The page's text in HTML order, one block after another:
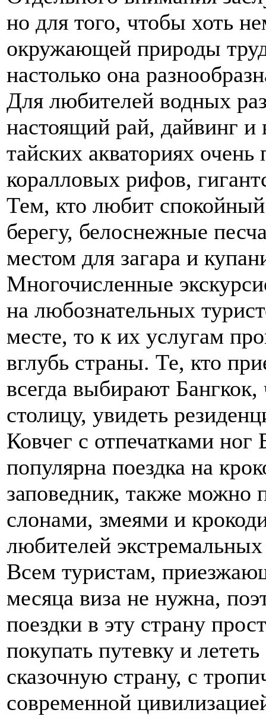
но для того, чтобы хоть
окружающей природы
настолько она
Для любителей водных
настоящий рай, дайвинг и
тайских акваториях очень
коралловых рифов,
Тем, кто любит
берегу, белоснежные
местом для загара и
Многочисленные
на любознательных
месте, то к их услугам
вглубь страны. Те, кто
всегда выбирают
столицу, увидеть
Ковчег с отпечатками
популярна поездка на
заповедник, также можно
слонами, змеями и
любителей
Всем туристам,
месяца виза не нужна,
поездки в эту страну
покупать путевку и
сказочную страну, с
современной